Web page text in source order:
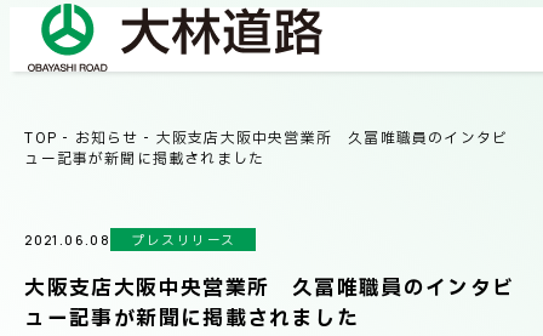
COMPANY
会社概要
社長メッセージ/企業理念
BUSINESS
事業紹介
TOP - お知らせ - 大阪支店大阪中央営業所 久冨唯職員のインタビ
ュー記事が新聞に掲載されました
2021.06.08 プレスリリース
大阪支店大阪中央営業所 久冨唯職員のインタビ
ュー記事が新聞に掲載されました